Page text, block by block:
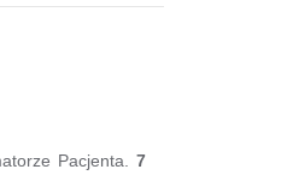
Pacjenta. 7